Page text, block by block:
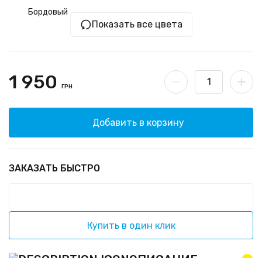
Бордовый
Показать все цвета
1 950 ГРН
Добавить в корзину
ЗАКАЗАТЬ БЫСТРО
Купить в один клик